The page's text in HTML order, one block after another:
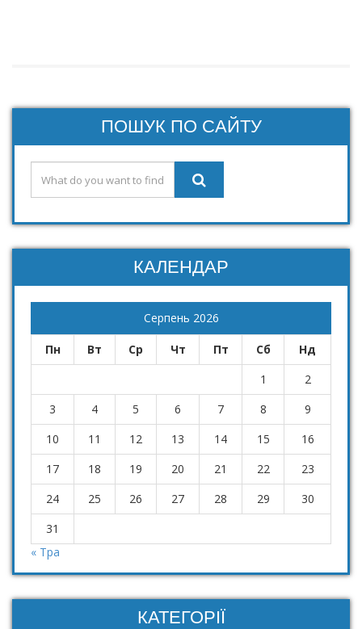
ПОШУК ПО САЙТУ
КАЛЕНДАР
Серпень 2026
Пн Вт Ср Чт Пт Сб
Нд
1
2
3
4 5 6 7 8
9
10
11 12 13 14 15
16
17
18 19 20 21 22
23
24
25 26 27 28 29
30
31
« Тра
КАТЕГОРІЇ